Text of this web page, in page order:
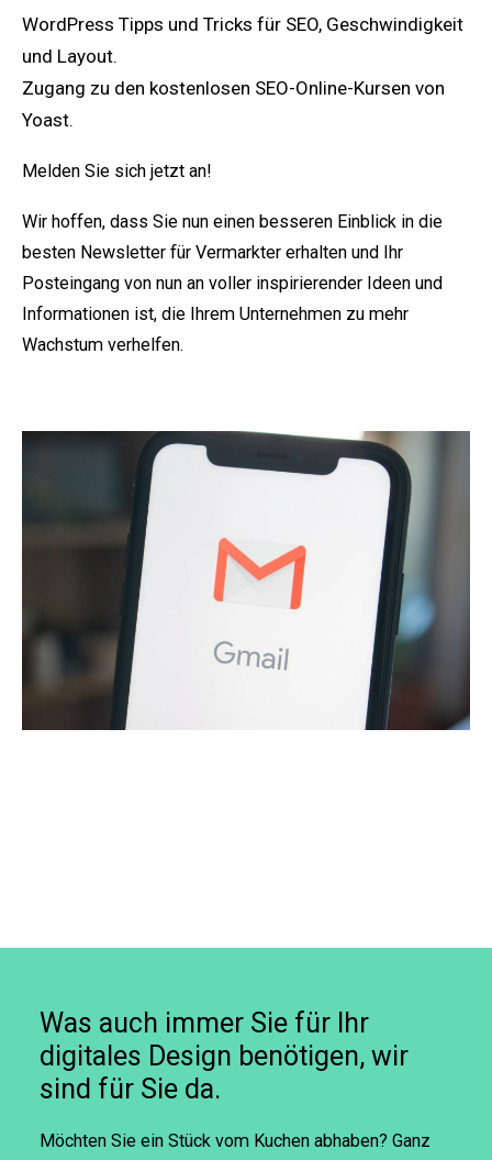
WordPress Tipps und Tricks für SEO, Geschwindigkeit
und Layout.
Zugang zu den kostenlosen SEO-Online-Kursen von
Yoast.
Melden Sie sich jetzt an!
Wir hoffen, dass Sie nun einen besseren Einblick in die
besten Newsletter für Vermarkter erhalten und Ihr
Posteingang von nun an voller inspirierender Ideen und
Informationen ist, die Ihrem Unternehmen zu mehr
Wachstum verhelfen.
Was auch immer Sie für Ihr
digitales Design benötigen, wir
sind für Sie da.
Möchten Sie ein Stück vom Kuchen abhaben? Ganz